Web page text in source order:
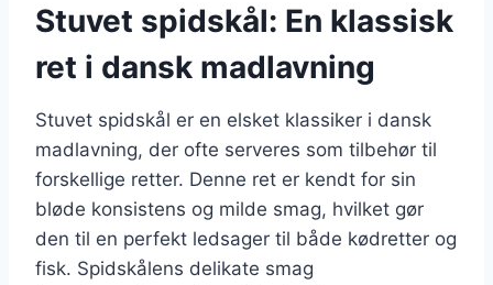
Stuvet spidskål: En klassisk
ret i dansk madlavning
Stuvet spidskål er en elsket klassiker i dansk
madlavning, der ofte serveres som tilbehør til
forskellige retter. Denne ret er kendt for sin
bløde konsistens og milde smag, hvilket gør
den til en perfekt ledsager til både kødretter og
fisk. Spidskålens delikate smag